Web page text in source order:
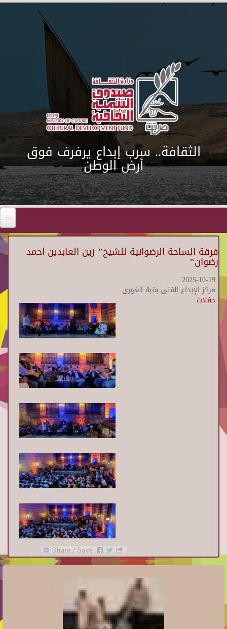
Skip to main content
الثقافة.. سرب إبداع يرفرف فوق
أرض الوطن
فرقة الساحة الرضوانية للشيخ" زين العابدين احمد
رضوان"
2025-10-19
مركز الإبداع الفنى بقبة الغورى
حفلات